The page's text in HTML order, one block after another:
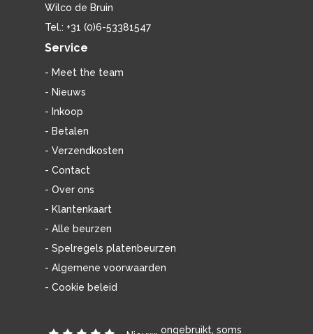
Wilco de Bruin
Tel.: +31 (0)6-53381547
Service
- Meet the team
- Nieuws
- Inkoop
- Betalen
- Verzendkosten
- Contact
- Over ons
- Klantenkaart
- Alle beurzen
- Spelregels platenbeurzen
- Algemene voorwaarden
- Cookie beleid
ongebruikt, soms